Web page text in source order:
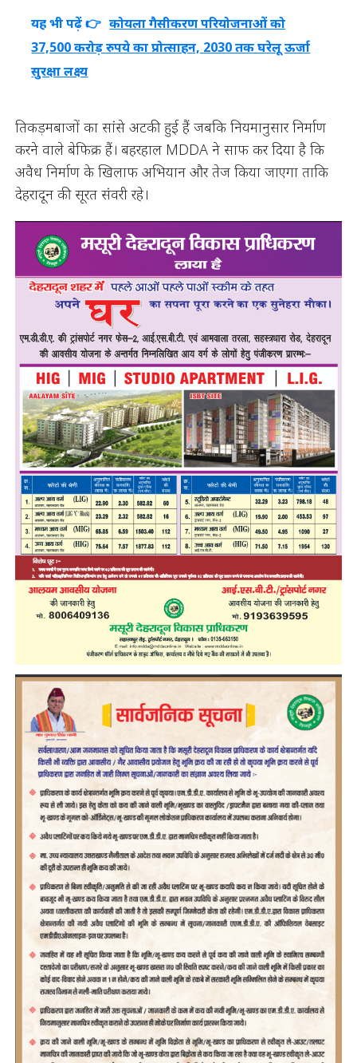
यह भी पढ़ें 👉 कोयला गैसीकरण परियोजनाओं को
37,500 करोड़ रुपये का प्रोत्साहन, 2030 तक घरेलू ऊर्जा
सुरक्षा लक्ष्य
तिकड़मबाजों का सांसे अटकी हुई हैं जबकि नियमानुसार निर्माण
करने वाले बेफिक्र हैं। बहरहाल MDDA ने साफ कर दिया है कि
अवैध निर्माण के खिलाफ अभियान और तेज किया जाएगा ताकि
देहरादून की सूरत संवरी रहे।